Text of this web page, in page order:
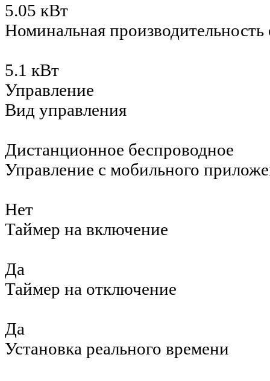
5.05 кВт
Номинальная
5.1 кВт
Управление
Вид управления
Дистанционное беспроводное
Управление c мобильного
Нет
Таймер на включение
Да
Таймер на отключение
Да
Установка реального времени